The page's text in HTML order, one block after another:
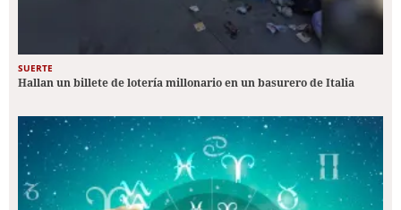
SUERTE
Hallan un billete de lotería millonario en un basurero de Italia